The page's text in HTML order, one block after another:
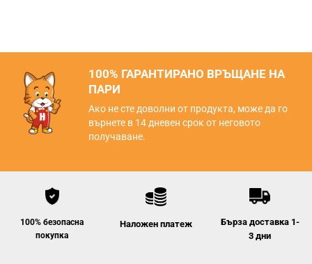
100% ГАРАНТИРАНО ВРЪЩАНЕ НА
ПАРИ
Ако не сте доволни от продукта, може да го
върнете в 14 дневен срок от неговото
получаване.
100% безопасна
покупка
Наложен платеж
Бърза доставка 1-
3 дни